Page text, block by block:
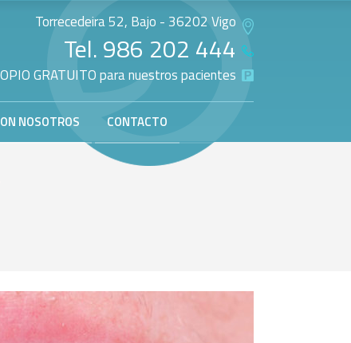
Torrecedeira 52, Bajo - 36202 Vigo
Tel.986 202 444
GRATUITO para nuestros pacientes
NOSOTROS CONTACTO